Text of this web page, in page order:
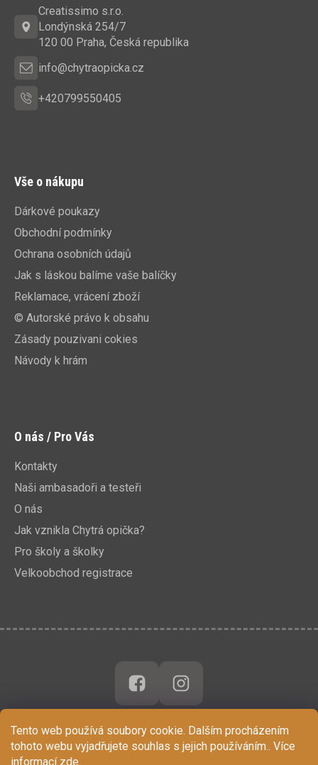
Tento web používá soubory cookie. Dalším procházením
tohoto webu vyjadřujete souhlas s jejich používáním.. Více
informací zde.
Creatissimo s.r.o.
Londýnská 254/7
120 00 Praha, Česká republika
info@chytraopicka.cz
+420799550405
Vše o nákupu
Dárkové poukazy
Obchodní podmínky
Ochrana osobních údajů
Jak s láskou balíme vaše balíčky
Reklamace, vrácení zboží
© Autorské právo k obsahu
Zásady pouzivani cokies
Návody k hrám
O nás / Pro Vás
Kontakty
Naši ambasadoři a testeři
O nás
Jak vznikla Chytrá opička?
Pro školy a školky
Velkoobchod registrace